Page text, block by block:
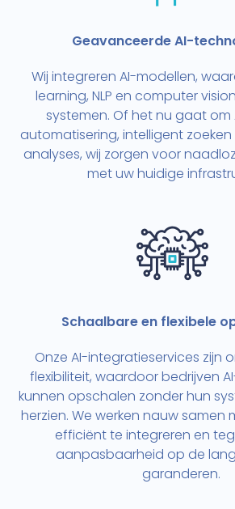
Geavanceerde AI-
Wij integreren AI-modellen,
learning, NLP en computer
systemen. Of het nu gaat om
automatisering, intelligent
analyses, wij zorgen voor
met uw huidige
Schaalbare en flexibele
Onze AI-integratieservices zijn
flexibiliteit, waardoor bedrijven
kunnen opschalen zonder hun
herzien. We werken nauw samen
efficiënt te integreren en
aanpasbaarheid op de
garanderen.